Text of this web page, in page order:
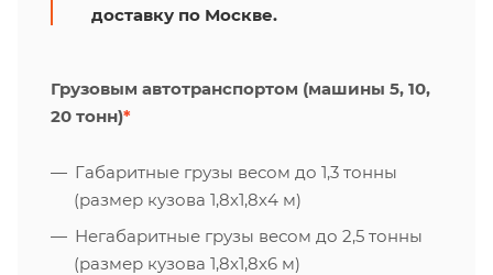
доставку по Москве.
Грузовым автотранспортом (машины 5, 10,
20 тонн)*
Габаритные грузы весом до 1,3 тонны
(размер кузова 1,8х1,8х4 м)
Негабаритные грузы весом до 2,5 тонны
(размер кузова 1,8х1,8х6 м)